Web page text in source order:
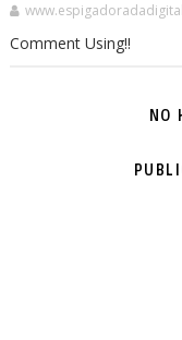
Comment Using!!
NO